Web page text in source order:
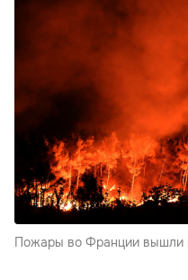
Пожары во Франции вышли